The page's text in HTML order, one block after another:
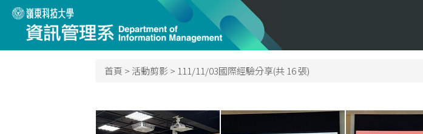
跳
到
要
首頁 > 活動剪影 > 111/11/03國際經驗分享(共 16 張)